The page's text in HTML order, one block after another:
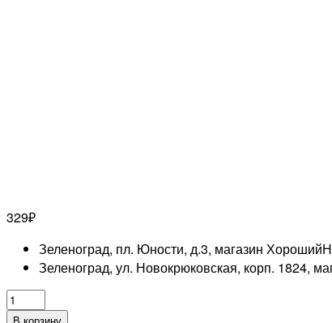
329₽
Зеленоград, пл. Юности, д.3, магазин Хороший
Зеленоград, ул. Новокрюковская, корп. 1824,
Количество
товара